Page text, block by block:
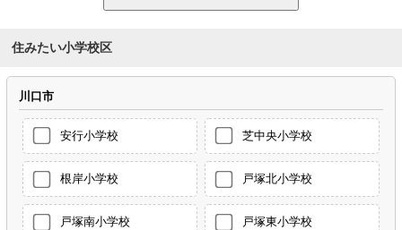
住みたい小学校区
川口市
安行小学校 芝中央小学校
根岸小学校 戸塚北小学校
戸塚南小学校 戸塚東小学校